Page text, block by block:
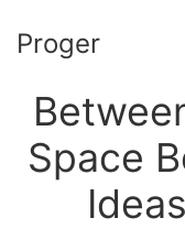
Proger
Space